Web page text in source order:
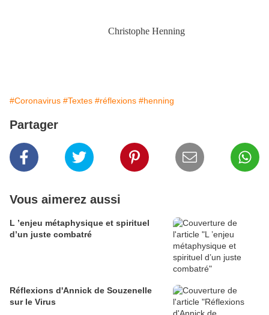
Christophe Henning
#Coronavirus #Textes #réflexions #henning
Partager
Vous aimerez aussi
L ’enjeu métaphysique et spirituel
d’un juste combatré
Réflexions d'Annick de Souzenelle
sur le Virus